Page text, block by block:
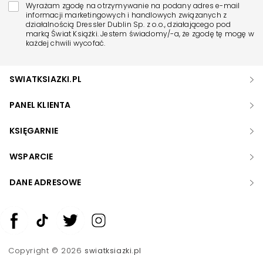
Wyrażam zgodę na otrzymywanie na podany adres e-mail
informacji marketingowych i handlowych związanych z
działalnością Dressler Dublin Sp. z o.o., działającego pod
marką Świat Książki. Jestem świadomy/-a, że zgodę tę mogę w
każdej chwili wycofać.
SWIATKSIAZKI.PL
PANEL KLIENTA
KSIĘGARNIE
WSPARCIE
DANE ADRESOWE
Copyright © 2026swiatksiazki.pl
Zwiększ rozmiar czcionki